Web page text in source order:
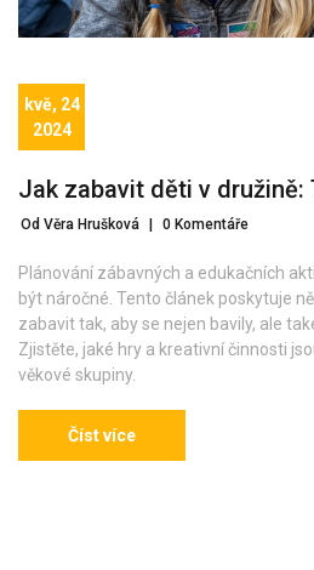
kvě, 24
2024
Jak zabavit děti v družině:
Od Věra Hrušková 0 Komentáře
Plánování zábavných a edukačních
být náročné. Tento článek poskytuje
zabavit tak, aby se nejen bavily, ale
Zjistěte, jaké hry a kreativní činnosti
věkové skupiny.
Číst více